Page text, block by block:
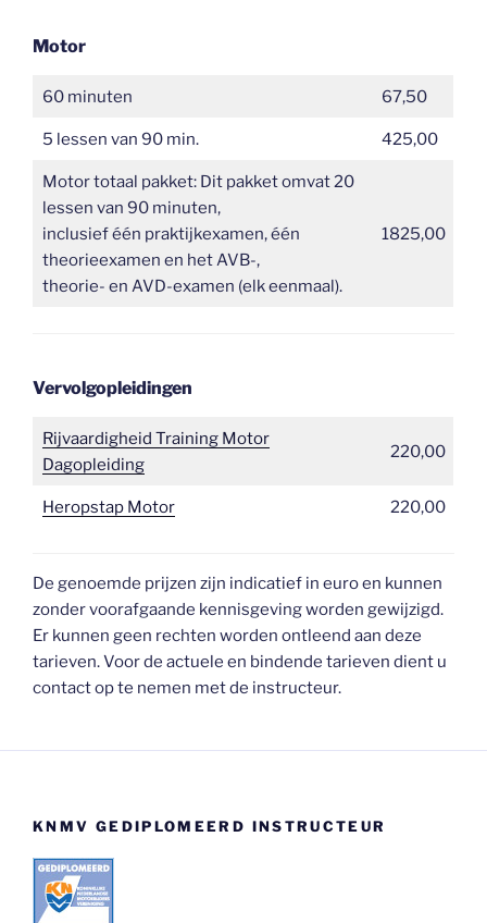
Motor
60 minuten 67,50
5 lessen van 90 min. 425,00
Motor totaal pakket: Dit pakket omvat 20
lessen van 90 minuten,
inclusief één praktijkexamen, één
theorieexamen en het AVB-,
theorie- en AVD-examen (elk eenmaal).
1825,00
Vervolgopleidingen
Rijvaardigheid Training Motor
Dagopleiding
220,00
Heropstap Motor 220,00
De genoemde prijzen zijn indicatief in euro en kunnen
zonder voorafgaande kennisgeving worden gewijzigd.
Er kunnen geen rechten worden ontleend aan deze
tarieven. Voor de actuele en bindende tarieven dient u
contact op te nemen met de instructeur.
KNMV GEDIPLOMEERD INSTRUCTEUR